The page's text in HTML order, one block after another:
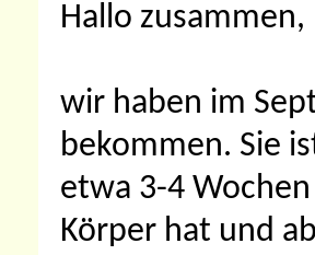
Hallo zusammen,
wir haben im
bekommen. Sie
etwa 3-4
Körper hat und